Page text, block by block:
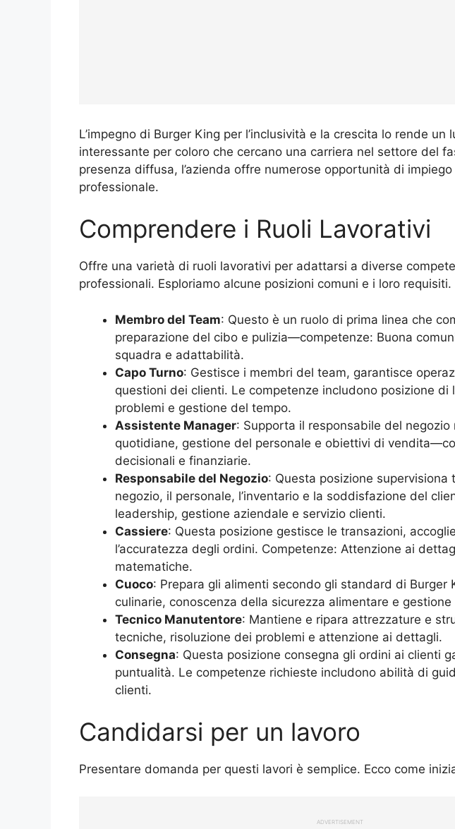
L’impegno di Burger King per l’inclusività e la crescita lo rende un
interessante per coloro che cercano una carriera nel settore del
presenza diffusa, l’azienda offre numerose opportunità di
professionale.
Comprendere i Ruoli Lavorativi
Offre una varietà di ruoli lavorativi per adattarsi a diverse
professionali. Esploriamo alcune posizioni comuni e i loro requisiti.
Membro del Team: Questo è un ruolo di prima linea che
preparazione del cibo e pulizia—competenze: Buona
squadra e adattabilità.
Capo Turno: Gestisce i membri del team, garantisce
questioni dei clienti. Le competenze includono posizione di
problemi e gestione del tempo.
Assistente Manager: Supporta il responsabile del negozio
quotidiane, gestione del personale e obiettivi di
decisionali e finanziarie.
Responsabile del Negozio: Questa posizione supervisiona
negozio, il personale, l’inventario e la soddisfazione del
leadership, gestione aziendale e servizio clienti.
Cassiere: Questa posizione gestisce le transazioni,
l’accuratezza degli ordini. Competenze: Attenzione ai
matematiche.
Cuoco: Prepara gli alimenti secondo gli standard di
culinarie, conoscenza della sicurezza alimentare e
Tecnico Manutentore: Mantiene e ripara attrezzature e
tecniche, risoluzione dei problemi e attenzione ai dettagli.
Consegna: Questa posizione consegna gli ordini ai clienti
puntualità. Le competenze richieste includono abilità di
clienti.
Candidarsi per un lavoro
Presentare domanda per questi lavori è semplice. Ecco come
ADVERTISEMENT